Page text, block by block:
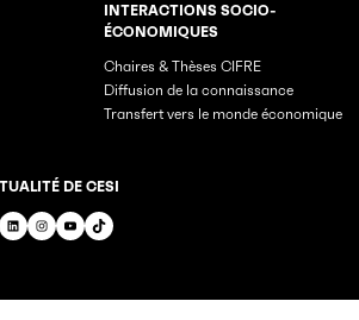
INTERACTIONS SOCIO-
ÉCONOMIQUES
Chaires & Thèses CIFRE
Diffusion de la connaissance
Transfert vers le monde économique
DE CESI
LinkedInInstagram
YouTubeTikTok